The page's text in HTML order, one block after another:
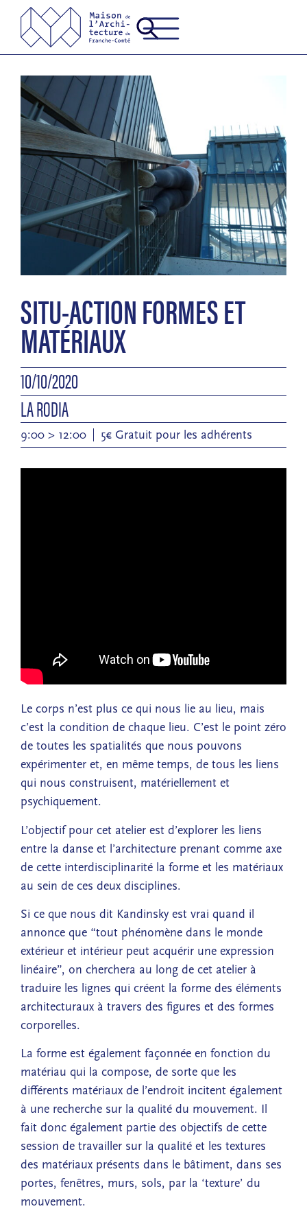
SITU-ACTION FORMES ET
MATÉRIAUX
10/10/2020
LA RODIA
9:00 > 12:00 5€ Gratuit pour les adhérents
Le corps n’est plus ce qui nous lie au lieu, mais
c’est la condition de chaque lieu. C’est le point zéro
de toutes les spatialités que nous pouvons
expérimenter et, en même temps, de tous les liens
qui nous construisent, matériellement et
psychiquement.
L’objectif pour cet atelier est d’explorer les liens
entre la danse et l’architecture prenant comme axe
de cette interdisciplinarité la forme et les matériaux
au sein de ces deux disciplines.
Si ce que nous dit Kandinsky est vrai quand il
annonce que “tout phénomène dans le monde
extérieur et intérieur peut acquérir une expression
linéaire”, on cherchera au long de cet atelier à
traduire les lignes qui créent la forme des éléments
architecturaux à travers des figures et des formes
corporelles.
La forme est également façonnée en fonction du
matériau qui la compose, de sorte que les
différents matériaux de l’endroit incitent également
à une recherche sur la qualité du mouvement. Il
fait donc également partie des objectifs de cette
session de travailler sur la qualité et les textures
des matériaux présents dans le bâtiment, dans ses
portes, fenêtres, murs, sols, par la ‘texture’ du
mouvement.